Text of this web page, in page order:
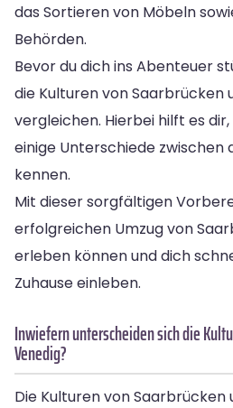
das Sortieren von Möbeln
Behörden.
Bevor du dich ins Abenteuer
die Kulturen von Saarbrücken
vergleichen. Hierbei hilft es
einige Unterschiede zwischen
kennen.
Mit dieser sorgfältigen
erfolgreichen Umzug von
erleben können und dich
Zuhause einleben.
Inwiefern unterscheiden sich die
Venedig?
Die Kulturen von Saarbrücken